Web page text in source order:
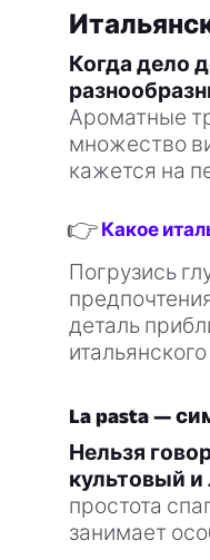
Когда дело
Ароматные
множество
кажется на
👉 Какое
Погрузись
деталь
La pasta —
Нельзя
культовый
простота
занимает